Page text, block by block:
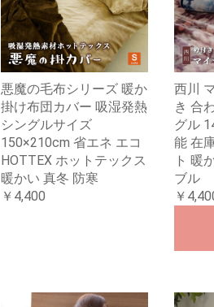
悪魔の毛布シリーズ 暖か
掛け布団カバー 吸湿発熱
シングルサイズ
150×210cm 省エネ エコ
HOTTEX ホットテックス
暖かい 真冬 防寒
￥4,400
西川
き 合
グル
能 在
ト 暖
ブル
￥